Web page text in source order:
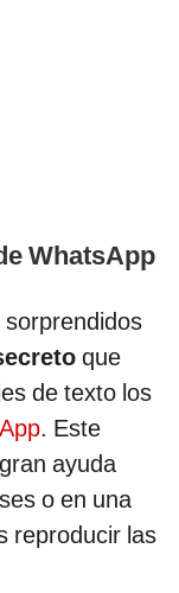
WhatsApp
que
de texto los
. Este
ayuda
o en una
reproducir las